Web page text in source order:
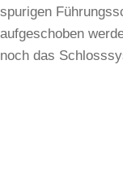
spurigen
aufgeschoben
noch das